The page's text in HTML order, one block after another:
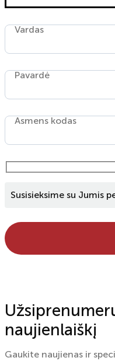
Vardas
Pavardė
Asmens kodas
Susisieksime su Jumis
naujienlaiškį
Gaukite naujienas ir